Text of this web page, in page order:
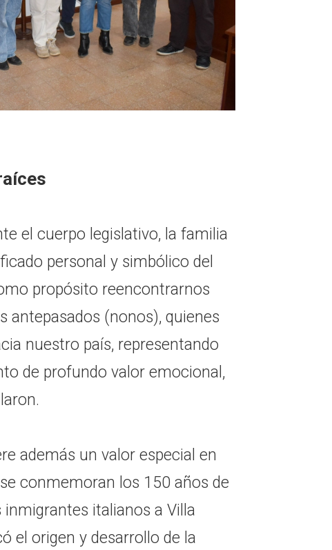
el cuerpo legislativo, la familia
personal y simbólico del
propósito reencontrarnos
antepasados (nonos), quienes
nuestro país, representando
de profundo valor emocional,
además un valor especial en
conmemoran los 150 años de
inmigrantes italianos a Villa
el origen y desarrollo de la